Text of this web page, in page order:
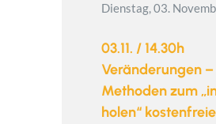
Dienstag, 03.
03.11. / 14.30h
Veränderungen
Methoden zum
holen“